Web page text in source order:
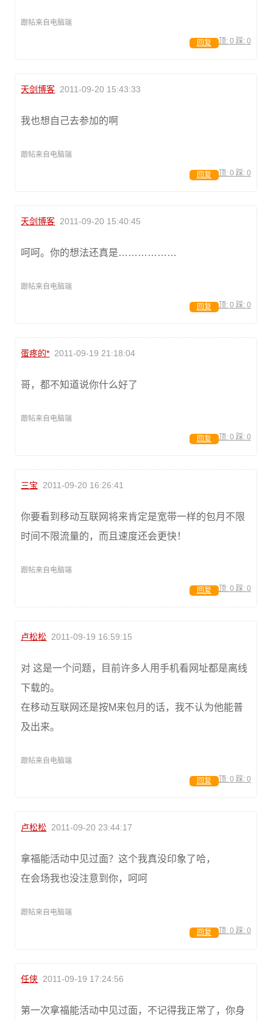
跟帖来自电脑端
顶: 0 踩: 0
回复
天剑博客 2011-09-20 15:43:33
我也想自己去参加的啊
跟帖来自电脑端
顶: 0 踩: 0
回复
天剑博客 2011-09-20 15:40:45
呵呵。你的想法还真是………………
跟帖来自电脑端
顶: 0 踩: 0
回复
蛋疼的* 2011-09-19 21:18:04
哥，都不知道说你什么好了
跟帖来自电脑端
顶: 0 踩: 0
回复
三宝 2011-09-20 16:26:41
你要看到移动互联网将来肯定是宽带一样的包月不限
时间不限流量的，而且速度还会更快！
跟帖来自电脑端
顶: 0 踩: 0
回复
卢松松 2011-09-19 16:59:15
对 这是一个问题，目前许多人用手机看网址都是离线
下载的。
在移动互联网还是按M来包月的话，我不认为他能普
及出来。
跟帖来自电脑端
顶: 0 踩: 0
回复
卢松松 2011-09-20 23:44:17
拿福能活动中见过面？这个我真没印象了哈，
在会场我也没注意到你，呵呵
跟帖来自电脑端
顶: 0 踩: 0
回复
任侠 2011-09-19 17:24:56
第一次拿福能活动中见过面，不记得我正常了，你身